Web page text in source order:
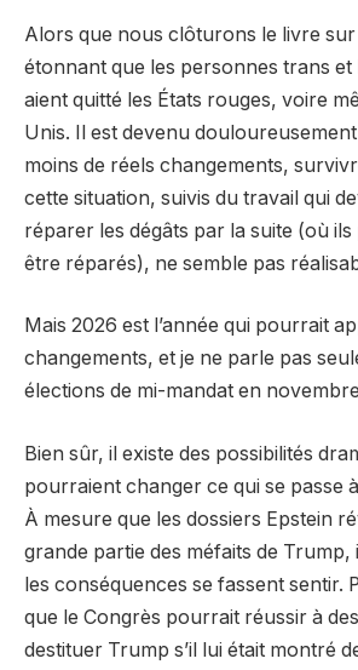
Alors que nous clôturons le livre sur
étonnant que les personnes trans et
aient quitté les États rouges, voire
Unis. Il est devenu
moins de réels changements,
cette situation, suivis du travail qui
réparer les dégâts par la suite (où
être réparés), ne semble pas
Mais 2026 est l’année qui pourrait
changements, et je ne parle pas
élections de mi-mandat en
Bien sûr, il existe des possibilités
pourraient changer ce qui se passe
À mesure que les dossiers Epstein
grande partie des méfaits de Trump,
les conséquences se fassent sentir.
que le Congrès pourrait réussir à
destituer Trump s’il lui était montré